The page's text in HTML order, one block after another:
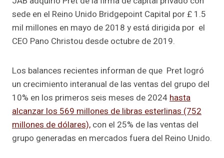
sede en el Reino Unido Bridgepoint Capital por £ 1.5
mil millones en mayo de 2018 y está dirigida por el
CEO Pano Christou desde octubre de 2019.
Los balances recientes informan de que Pret logró
un crecimiento interanual de las ventas del grupo del
10% en los primeros seis meses de 2024hasta
alcanzar los 569 millones de libras esterlinas (752
millones de dólares), con el 25% de las ventas del
grupo generadas en mercados fuera del Reino Unido.